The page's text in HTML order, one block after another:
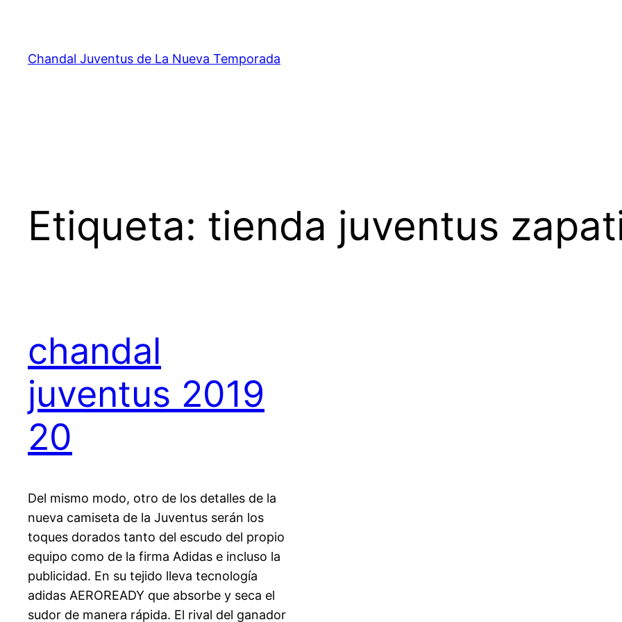
contenido
Chandal Juventus de La Nueva Temporada
Etiqueta: tienda juventus
chandal
juventus 2019
20
Del mismo modo, otro de los detalles de la
nueva camiseta de la Juventus serán los
toques dorados tanto del escudo del propio
equipo como de la firma Adidas e incluso la
publicidad. En su tejido lleva tecnología
adidas AEROREADY que absorbe y seca el
sudor de manera rápida. El rival del ganador